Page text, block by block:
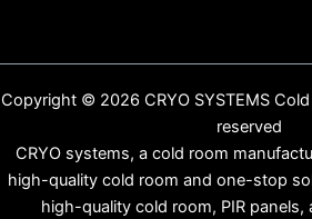
Copyright © 2026 CRYO SYSTEMS
reserved
CRYO systems, a cold room
high-quality cold room and one-stop
high-quality cold room, PIR panels,